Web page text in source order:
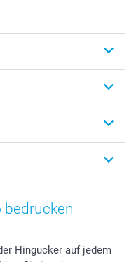
Hingucker auf jedem